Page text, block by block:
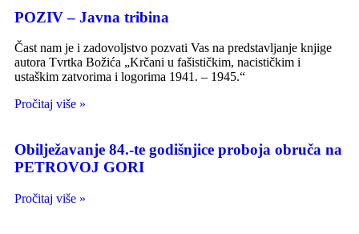
POZIV – Javna tribina
Čast nam je i zadovoljstvo pozvati Vas na predstavljanje knjige
autora Tvrtka Božića „Krčani u fašističkim, nacističkim i
ustaškim zatvorima i logorima 1941. – 1945.“
Pročitaj više »
Obilježavanje 84.-te godišnjice proboja obruča na
PETROVOJ GORI
Pročitaj više »